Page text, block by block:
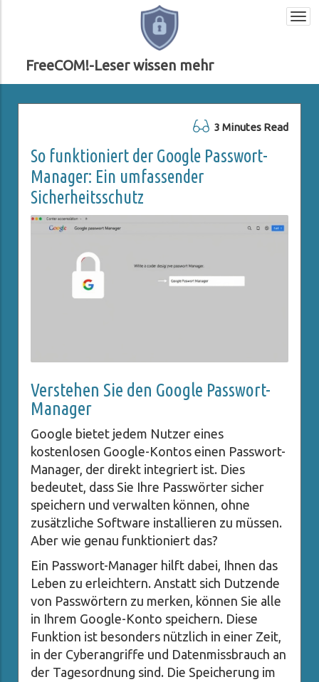
FreeCOM!-Leser wissen mehr
3 Minutes Read
So funktioniert der Google Passwort-
Manager: Ein umfassender
Sicherheitsschutz
Verstehen Sie den Google Passwort-
Manager
Google bietet jedem Nutzer eines
kostenlosen Google-Kontos einen Passwort-
Manager, der direkt integriert ist. Dies
bedeutet, dass Sie Ihre Passwörter sicher
speichern und verwalten können, ohne
zusätzliche Software installieren zu müssen.
Aber wie genau funktioniert das?
Ein Passwort-Manager hilft dabei, Ihnen das
Leben zu erleichtern. Anstatt sich Dutzende
von Passwörtern zu merken, können Sie alle
in Ihrem Google-Konto speichern. Diese
Funktion ist besonders nützlich in einer Zeit,
in der Cyberangriffe und Datenmissbrauch an
der Tagesordnung sind. Die Speicherung im